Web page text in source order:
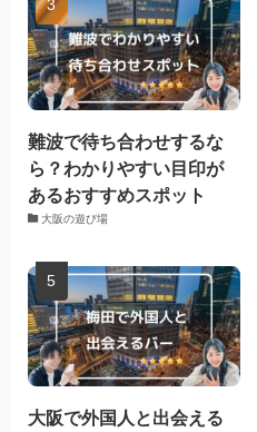
難波で待ち合わせするな
ら？わかりやすい目印が
あるおすすめスポット
大阪の遊び場
大阪で外国人と出会える